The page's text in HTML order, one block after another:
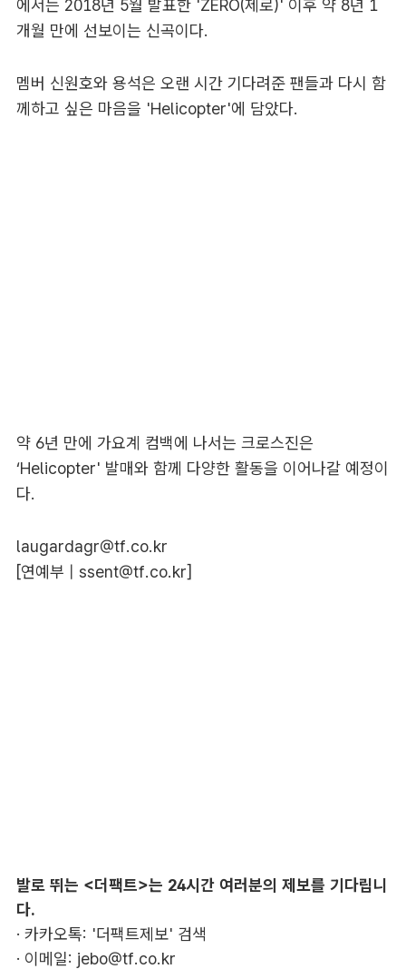
에서는 2018년 5월 발표한 'ZERO(제로)' 이후 약 8년 1
개월 만에 선보이는 신곡이다.
멤버 신원호와 용석은 오랜 시간 기다려준 팬들과 다시 함
께하고 싶은 마음을 'Helicopter'에 담았다.
약 6년 만에 가요계 컴백에 나서는 크로스진은
‘Helicopter' 발매와 함께 다양한 활동을 이어나갈 예정이
다.
laugardagr@tf.co.kr
[연예부 | ssent@tf.co.kr]
발로 뛰는 <더팩트>는 24시간 여러분의 제보를 기다립니
다.
· 카카오톡: '더팩트제보' 검색
· 이메일: jebo@tf.co.kr